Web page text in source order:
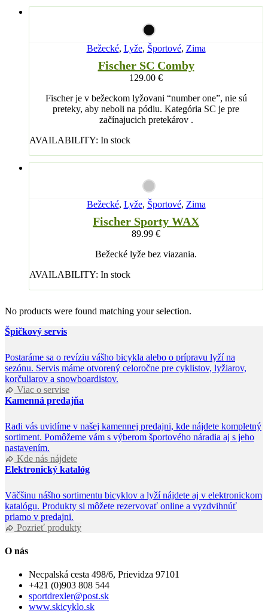
Bežecké, Lyže, Športové, Zima
Fischer SC Comby
129.00 €
Fischer je v bežeckom lyžovani “number one”, nie sú
preteky, aby neboli na pódiu. Kategória SC je pre
začínajucich pretekárov .
AVAILABILITY: In stock
Bežecké, Lyže, Športové, Zima
Fischer Sporty WAX
89.99 €
Bežecké lyže bez viazania.
AVAILABILITY: In stock
No products were found matching your selection.
Špičkový servis
Postaráme sa o revíziu vášho bicykla alebo o prípravu lyží na
sezónu. Servis máme otvorený celoročne pre cyklistov, lyžiarov,
korčuliarov a snowboardistov.
Viac o servise
Kamenná predajňa
Radi vás uvidíme v našej kamennej predajni, kde nájdete kompletný
sortiment. Pomôžeme vám s výberom športového náradia aj s jeho
nastavením.
Kde nás nájdete
Elektronický katalóg
Väčšinu nášho sortimentu bicyklov a lyží nájdete aj v elektronickom
katalógu. Produkty si môžete rezervovať online a vyzdvihnúť
priamo v predajni.
Pozrieť produkty
O nás
Necpalská cesta 498/6, Prievidza 97101
+421 (0)903 808 544
sportdrexler@post.sk
www.skicyklo.sk